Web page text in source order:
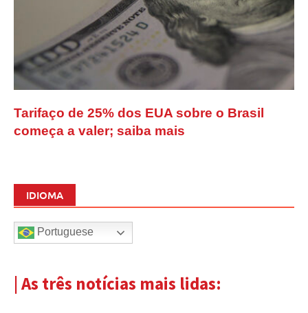
Tarifaço de 25% dos EUA sobre o Brasil
começa a valer; saiba mais
IDIOMA
Portuguese
| As três notícias mais lidas: